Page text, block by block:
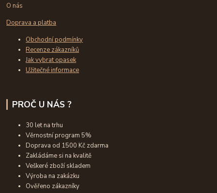
O nás
Doprava a platba
Obchodní podmínky
Recenze zákazníků
Jak vybrat opasek
Užitečné informace
PROČ U NÁS ?
30 let na trhu
Věrnostní program 5%
Doprava od 1500 Kč zdarma
Zakládáme si na kvalitě
Veškeré zboží skladem
Výroba na zakázku
Ověřeno zákazníky